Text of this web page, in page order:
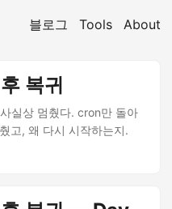
블로그 Tools About
복귀
실상 멈췄다. cron만 돌아
고, 왜 다시 시작하는지.